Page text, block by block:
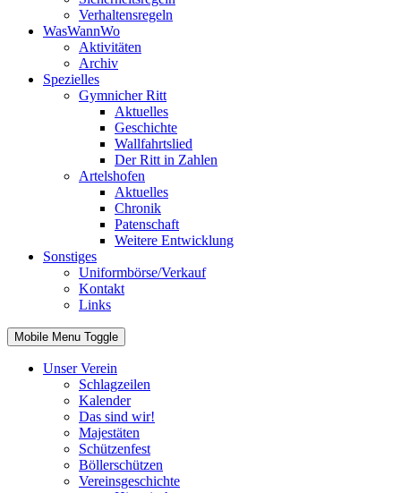
Verhaltensregeln
WasWannWo
Aktivitäten
Archiv
Spezielles
Gymnicher Ritt
Aktuelles
Geschichte
Wallfahrtslied
Der Ritt in Zahlen
Artelshofen
Aktuelles
Chronik
Patenschaft
Weitere Entwicklung
Sonstiges
Uniformbörse/Verkauf
Kontakt
Links
Mobile Menu Toggle
Unser Verein
Schlagzeilen
Kalender
Das sind wir!
Majestäten
Schützenfest
Böllerschützen
Vereinsgeschichte